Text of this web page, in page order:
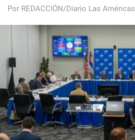
Por REDACCIÓN/Diario Las Américas